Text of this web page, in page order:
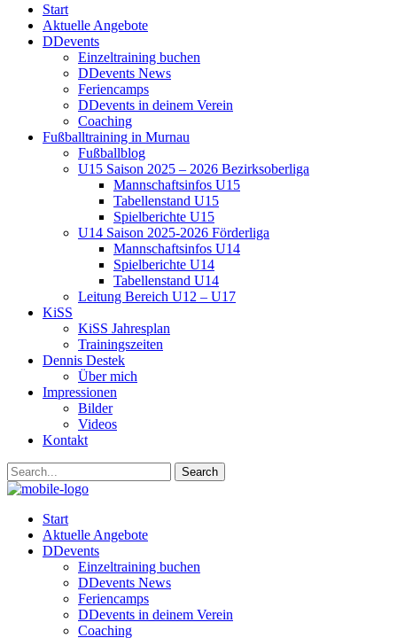
Start
Aktuelle Angebote
DDevents
Einzeltraining buchen
DDevents News
Feriencamps
DDevents in deinem Verein
Coaching
Fußballtraining in Murnau
Fußballblog
U15 Saison 2025 – 2026 Bezirksoberliga
Mannschaftsinfos U15
Tabellenstand U15
Spielberichte U15
U14 Saison 2025-2026 Förderliga
Mannschaftsinfos U14
Spielberichte U14
Tabellenstand U14
Leitung Bereich U12 – U17
KiSS
KiSS Jahresplan
Trainingszeiten
Dennis Destek
Über mich
Impressionen
Bilder
Videos
Kontakt
Start
Aktuelle Angebote
DDevents
Einzeltraining buchen
DDevents News
Feriencamps
DDevents in deinem Verein
Coaching